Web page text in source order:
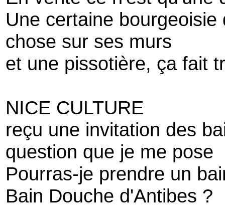
Une certaine
chose sur ses murs
et une pissotière, ça fait
NICE CULTURE
reçu une invitation des
question que je me pose
Pourras-je prendre un
Bain Douche d'Antibes ?